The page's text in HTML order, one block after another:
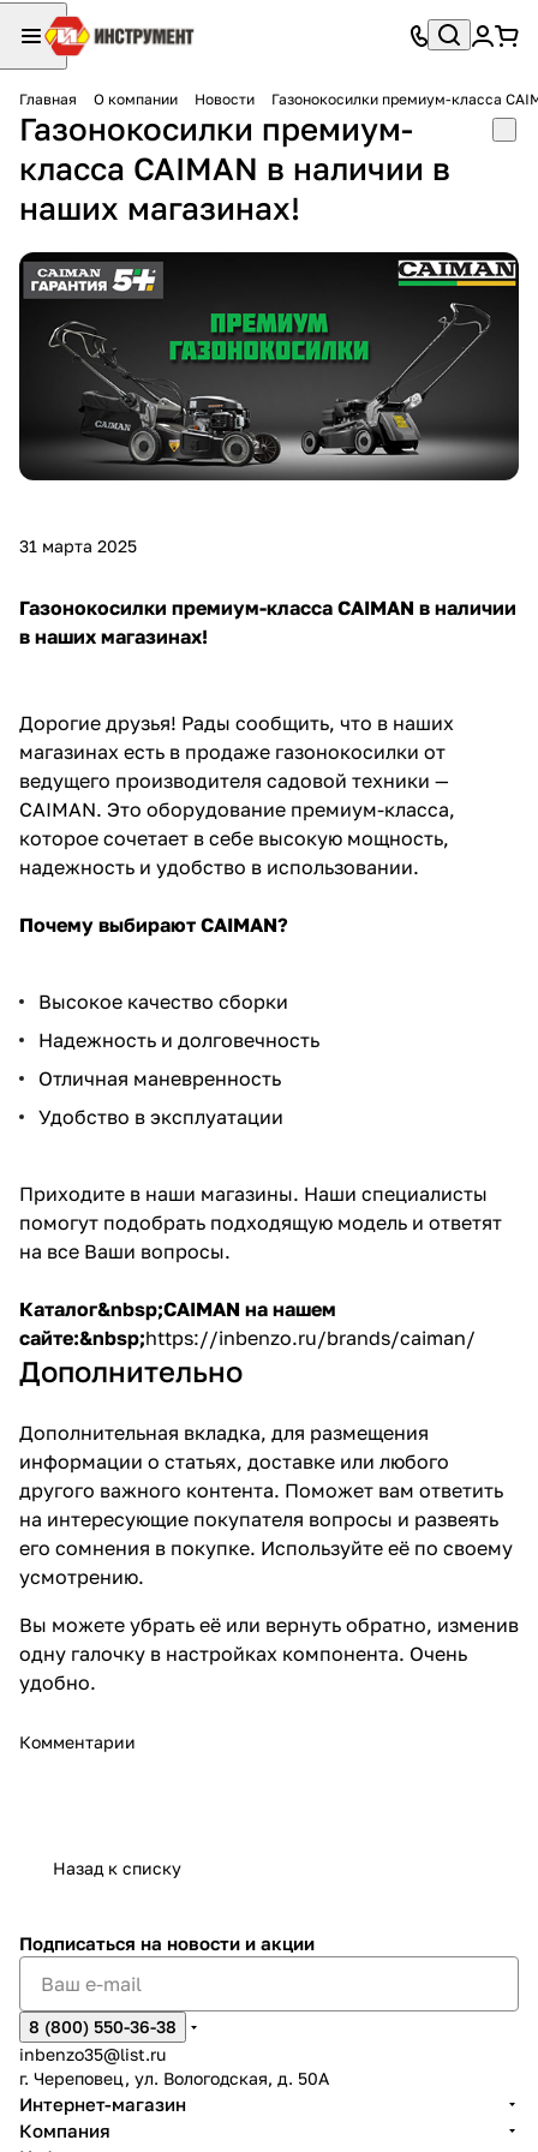
Главная О компании Новости Газонокосилки премиум-класса
Газонокосилки премиум-
класса CAIMAN в наличии в
наших магазинах!
31 марта 2025
Газонокосилки премиум-класса CAIMAN в наличии
в наших магазинах!
Дорогие друзья! Рады сообщить, что в наших
магазинах есть в продаже газонокосилки от
ведущего производителя садовой техники —
CAIMAN. Это оборудование премиум-класса,
которое сочетает в себе высокую мощность,
надежность и удобство в использовании.
Почему выбирают CAIMAN?
Высокое качество сборки
Надежность и долговечность
Отличная маневренность
Удобство в эксплуатации
Приходите в наши магазины. Наши специалисты
помогут подобрать подходящую модель и ответят
на все Ваши вопросы.
Каталог&nbsp;CAIMAN на нашем
сайте:&nbsp;https://inbenzo.ru/brands/caiman/
Дополнительно
Дополнительная вкладка, для размещения
информации о статьях, доставке или любого
другого важного контента. Поможет вам ответить
на интересующие покупателя вопросы и развеять
его сомнения в покупке. Используйте её по своему
усмотрению.
Вы можете убрать её или вернуть обратно, изменив
одну галочку в настройках компонента. Очень
удобно.
Комментарии
Назад к списку
Подписаться на новости и акции
8 (800) 550-36-38
inbenzo35@list.ru
г. Череповец, ул. Вологодская, д. 50А
Интернет-магазин
Компания